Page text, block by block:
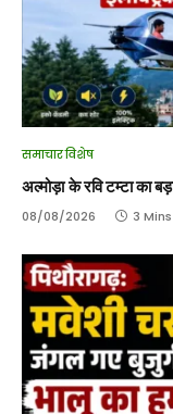
समाचार विशेष
अल्मोड़ा के रवि टम्टा का
08/08/2026 3